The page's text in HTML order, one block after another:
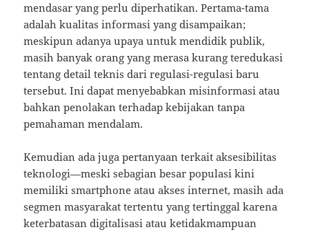
mendasar yang perlu diperhatikan. Pertama-tama
adalah kualitas informasi yang disampaikan;
meskipun adanya upaya untuk mendidik publik,
masih banyak orang yang merasa kurang teredukasi
tentang detail teknis dari regulasi-regulasi baru
tersebut. Ini dapat menyebabkan misinformasi atau
bahkan penolakan terhadap kebijakan tanpa
pemahaman mendalam.
Kemudian ada juga pertanyaan terkait aksesibilitas
teknologi—meski sebagian besar populasi kini
memiliki smartphone atau akses internet, masih ada
segmen masyarakat tertentu yang tertinggal karena
keterbatasan digitalisasi atau ketidakmampuan